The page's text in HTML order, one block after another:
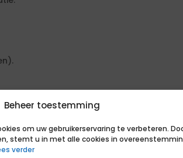
Beheer toestemming
om uw gebruikerservaring te verbeteren.
stemt u in met alle cookies in
verder
informatie,